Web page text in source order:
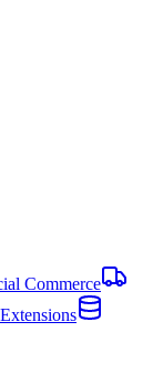
Commerce